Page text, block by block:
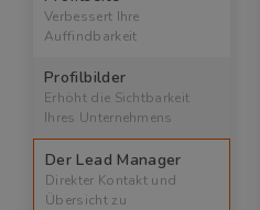
Verbessert Ihre
Auffindbarkeit
Profilbilder
Erhöht die Sichtbarkeit
Ihres Unternehmens
Der Lead Manager
Direkter Kontakt und
Übersicht zu